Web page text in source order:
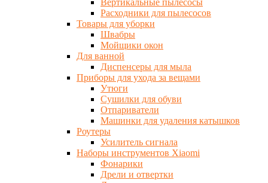
Вертикальные пылесосы
Расходники для пылесосов
Товары для уборки
Швабры
Мойщики окон
Для ванной
Диспенсеры для мыла
Приборы для ухода за вещами
Утюги
Сушилки для обуви
Отпариватели
Машинки для удаления катышков
Роутеры
Усилитель сигнала
Наборы инструментов Xiaomi
Фонарики
Дрели и отвертки